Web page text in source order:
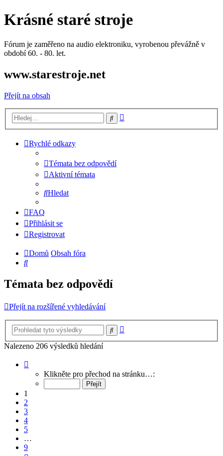
Krásné staré stroje
Fórum je zaměřeno na audio elektroniku, vyrobenou převážně v
období 60. - 80. let.
www.starestroje.net
Přejít na obsah
Hledat
Rychlé odkazy
Témata bez odpovědí
Aktivní témata
Hledat
FAQ
Přihlásit se
Registrovat
Domů Obsah fóra
Hledat
Témata bez odpovědí
Přejít na rozšířené vyhledávání
Hledat
Nalezeno 206 výsledků hledání
Klikněte pro přechod na stránku…:
1
2
3
4
5
…
9